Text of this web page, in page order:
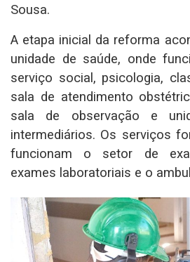
Sousa.
A etapa inicial da reforma
unidade de saúde, onde
serviço social, psicologia,
sala de atendimento
sala de observação e
intermediários. Os serviços
funcionam o setor de
exames laboratoriais e o